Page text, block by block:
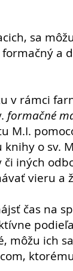
sa
a
v rámci
formačné
M.I.
o sv.
iných
vieru a
čas na
môžu ich